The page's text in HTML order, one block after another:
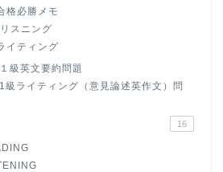
格必勝メモ
スニング
イティング
級英文要約問題
級ライティング（意見論述英作文）問
16